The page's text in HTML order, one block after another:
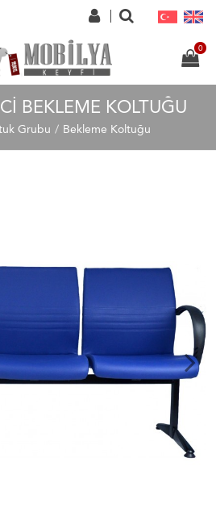
BEKLEME KOLTUĞU
Grubu Bekleme Koltuğu